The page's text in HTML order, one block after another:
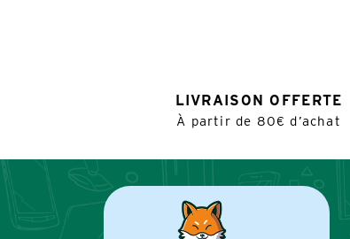
LIVRAISON OFFERTE
À partir de 80€ d’achat